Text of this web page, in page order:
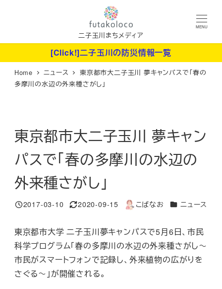
ン
二子玉川まちメディア
MENU
[Click!]二子玉川の防災情報一覧
Home ニュース
東京都市大二子玉川 夢キャンパスで「春の
多摩川の水辺の外来種さがし」
東京都市大二子玉川 夢キャン
パスで「春の多摩川の水辺の
外来種さがし」
投稿日
2017-03-10
更新日
2020-09-15
著
こばなお カテゴリー
ニュース
東京都市大学 二子玉川夢キャンパスで5月6日、市民
科学プログラム「春の多摩川の水辺の外来種さがし～
市民がスマートフォンで記録し、外来植物の広がりを
さぐる～」が開催される。